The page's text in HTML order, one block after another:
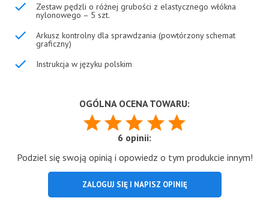
Zestaw pędzli o różnej grubości z elastycznego włókna
nylonowego – 5 szt.
Arkusz kontrolny dla sprawdzania (powtórzony schemat
graficzny)
Instrukcja w języku polskim
OGÓLNA OCENA TOWARU:
6 opinii:
Podziel się swoją opinią i opowiedz o tym produkcie innym!
ZALOGUJ SIĘ I NAPISZ OPINIĘ